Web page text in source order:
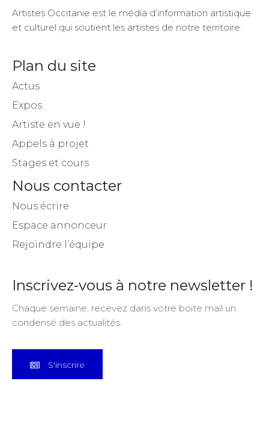
Artistes Occitanie est le média d’information artistique
et culturel qui soutient les artistes de notre territoire.
Plan du site
Actus
Expos
Artiste en vue !
Appels à projet
Stages et cours
Nous contacter
Nous écrire
Espace annonceur
Rejoindre l’équipe
Inscrivez-vous à notre newsletter !
Chaque semaine, recevez dans votre boite mail un
condensé des actualités.
S'inscrire